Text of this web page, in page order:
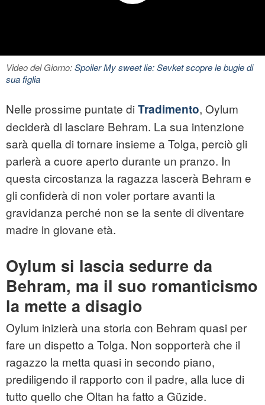
Video del Giorno:Spoiler My sweet lie: Sevket scopre le bugie di
sua figlia
Nelle prossime puntate di Tradimento, Oylum
deciderà di lasciare Behram. La sua intenzione
sarà quella di tornare insieme a Tolga, perciò gli
parlerà a cuore aperto durante un pranzo. In
questa circostanza la ragazza lascerà Behram e
gli confiderà di non voler portare avanti la
gravidanza perché non se la sente di diventare
madre in giovane età.
Oylum si lascia sedurre da
Behram, ma il suo romanticismo
la mette a disagio
Oylum inizierà una storia con Behram quasi per
fare un dispetto a Tolga. Non sopporterà che il
ragazzo la metta quasi in secondo piano,
prediligendo il rapporto con il padre, alla luce di
tutto quello che Oltan ha fatto a Güzide.